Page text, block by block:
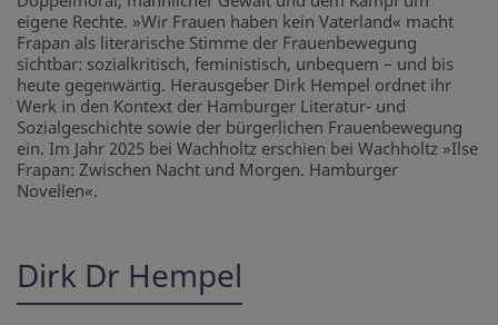
eigene Rechte. »Wir Frauen haben kein Vaterland« macht
Frapan als literarische Stimme der Frauenbewegung
sichtbar: sozialkritisch, feministisch, unbequem – und bis
heute gegenwärtig. Herausgeber Dirk Hempel ordnet ihr
Werk in den Kontext der Hamburger Literatur- und
Sozialgeschichte sowie der bürgerlichen Frauenbewegung
ein. Im Jahr 2025 bei Wachholtz erschien bei Wachholtz »Ilse
Frapan: Zwischen Nacht und Morgen. Hamburger
Novellen«.
Dirk Dr Hempel